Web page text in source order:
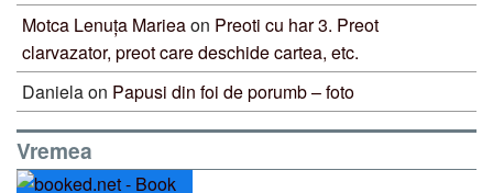
Motca Lenuța Marieaon Preoti cu har 3. Preot
clarvazator, preot care deschide cartea, etc.
Danielaon Papusi din foi de porumb – foto
Vremea